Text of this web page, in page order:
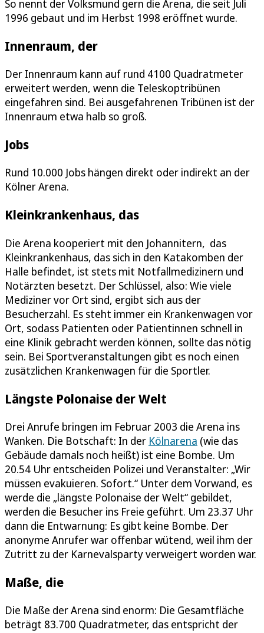
So nennt der Volksmund gern die Arena, die seit Juli
1996 gebaut und im Herbst 1998 eröffnet wurde.
Innenraum, der
Der Innenraum kann auf rund 4100 Quadratmeter
erweitert werden, wenn die Teleskoptribünen
eingefahren sind. Bei ausgefahrenen Tribünen ist der
Innenraum etwa halb so groß.
Jobs
Rund 10.000 Jobs hängen direkt oder indirekt an der
Kölner Arena.
Kleinkrankenhaus, das
Die Arena kooperiert mit den Johannitern, das
Kleinkrankenhaus, das sich in den Katakomben der
Halle befindet, ist stets mit Notfallmedizinern und
Notärzten besetzt. Der Schlüssel, also: Wie viele
Mediziner vor Ort sind, ergibt sich aus der
Besucherzahl. Es steht immer ein Krankenwagen vor
Ort, sodass Patienten oder Patientinnen schnell in
eine Klinik gebracht werden können, sollte das nötig
sein. Bei Sportveranstaltungen gibt es noch einen
zusätzlichen Krankenwagen für die Sportler.
Längste Polonaise der Welt
Drei Anrufe bringen im Februar 2003 die Arena ins
Wanken. Die Botschaft: In der Kölnarena (wie das
Gebäude damals noch heißt) ist eine Bombe. Um
20.54 Uhr entscheiden Polizei und Veranstalter: „Wir
müssen evakuieren. Sofort.“ Unter dem Vorwand, es
werde die „längste Polonaise der Welt“ gebildet,
werden die Besucher ins Freie geführt. Um 23.37 Uhr
dann die Entwarnung: Es gibt keine Bombe. Der
anonyme Anrufer war offenbar wütend, weil ihm der
Zutritt zu der Karnevalsparty verweigert worden war.
Maße, die
Die Maße der Arena sind enorm: Die Gesamtfläche
beträgt 83.700 Quadratmeter, das entspricht der